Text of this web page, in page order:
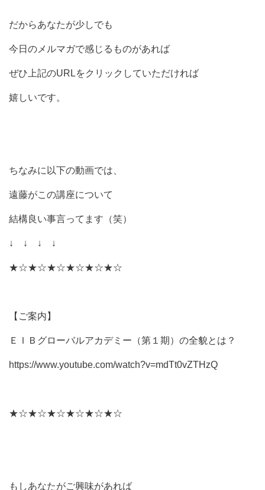
だからあなたが少しでも
今日のメルマガで感じるものがあれば
ぜひ上記のURLをクリックしていただければ
嬉しいです。
ちなみに以下の動画では、
遠藤がこの講座について
結構良い事言ってます（笑）
↓ ↓ ↓ ↓
★☆★☆★☆★☆★☆★☆
【ご案内】
ＥＩＢグローバルアカデミー（第１期）の全貌とは？
https://www.youtube.com/watch?v=mdTt0vZTHzQ
★☆★☆★☆★☆★☆★☆
もしあなたがご興味があれば